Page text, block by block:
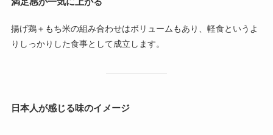
揚げ鶏＋もち米の組み合わせはボリュームもあり、軽食というよ
りしっかりした食事として成立します。
日本人が感じる味のイメージ